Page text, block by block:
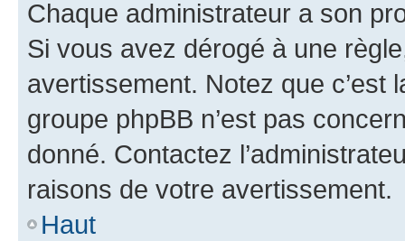
Chaque administrateur a son
Si vous avez dérogé à une
avertissement. Notez que c’est
groupe phpBB n’est pas
donné. Contactez
raisons de votre avertissement.
Haut